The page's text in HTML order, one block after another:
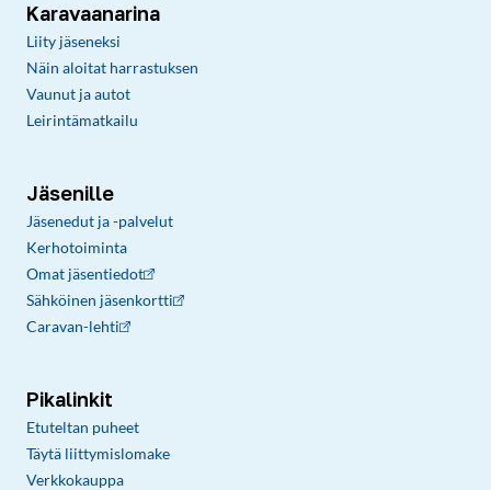
Karavaanarina
Liity jäseneksi
Näin aloitat harrastuksen
Vaunut ja autot
Leirintämatkailu
Jäsenille
Jäsenedut ja -palvelut
Kerhotoiminta
Omat jäsentiedot
Sähköinen jäsenkortti
Caravan-lehti
Pikalinkit
Etuteltan puheet
Täytä liittymislomake
Verkkokauppa